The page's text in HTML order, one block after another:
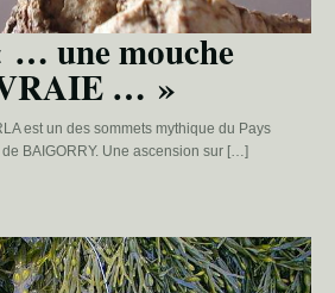
une mouche
… »
est un des sommets mythique du Pays
BAIGORRY. Une ascension sur […]